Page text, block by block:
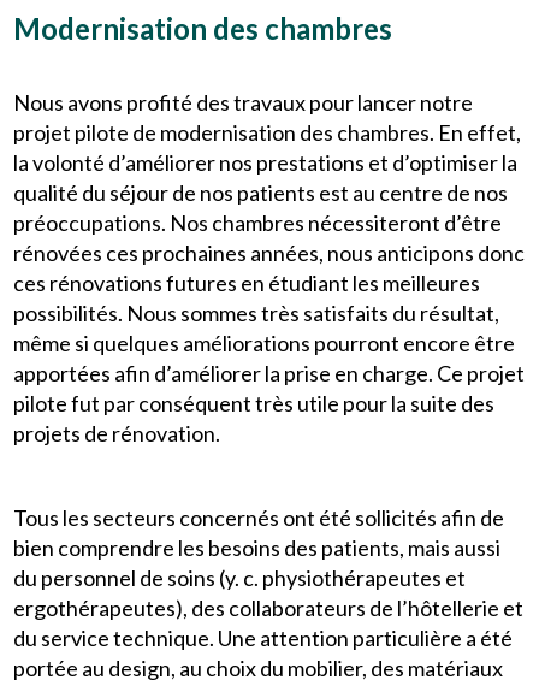
Modernisation des chambres
Nous avons profité des travaux pour lancer notre
projet pilote de modernisation des chambres. En effet,
la volonté d’améliorer nos prestations et d’optimiser la
qualité du séjour de nos patients est au centre de nos
préoccupations. Nos chambres nécessiteront d’être
rénovées ces prochaines années, nous anticipons donc
ces rénovations futures en étudiant les meilleures
possibilités. Nous sommes très satisfaits du résultat,
même si quelques améliorations pourront encore être
apportées afin d’améliorer la prise en charge. Ce projet
pilote fut par conséquent très utile pour la suite des
projets de rénovation.
Tous les secteurs concernés ont été sollicités afin de
bien comprendre les besoins des patients, mais aussi
du personnel de soins (y. c. physiothérapeutes et
ergothérapeutes), des collaborateurs de l’hôtellerie et
du service technique. Une attention particulière a été
portée au design, au choix du mobilier, des matériaux